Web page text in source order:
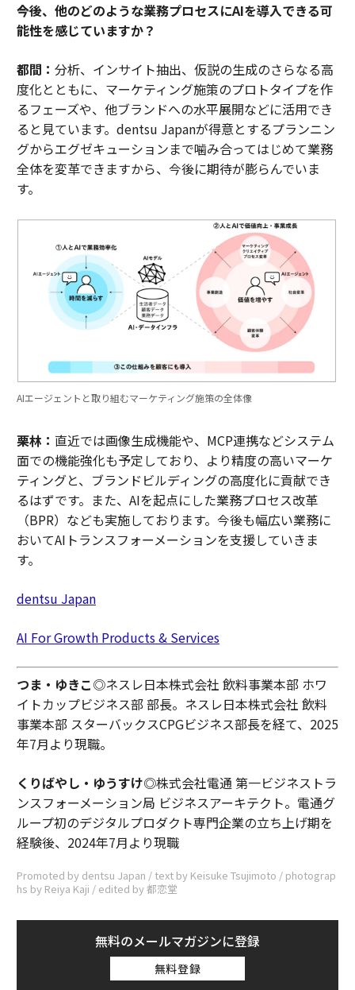
――今後、他のどのような業務プロセスにAIを導入できる可
能性を感じていますか？
都間： 分析、インサイト抽出、仮説の生成のさらなる高
度化とともに、マーケティング施策のプロトタイプを作
るフェーズや、他ブランドへの水平展開などに活用でき
ると見ています。dentsu Japanが得意とするプランニン
グからエグゼキューションまで噛み合ってはじめて業務
全体を変革できますから、今後に期待が膨らんでいま
す。
AIエージェントと取り組むマーケティング施策の全体像
栗林： 直近では画像生成機能や、MCP連携などシステム
面での機能強化も予定しており、より精度の高いマーケ
ティングと、ブランドビルディングの高度化に貢献でき
るはずです。また、AIを起点にした業務プロセス改革
（BPR）なども実施しております。今後も幅広い業務に
おいてAIトランスフォーメーションを支援していきま
す。
dentsu Japan
AI For Growth Products & Services
つま・ゆきこ◎ネスレ日本株式会社 飲料事業本部 ホワ
イトカップビジネス部 部長。ネスレ日本株式会社 飲料
事業本部 スターバックスCPGビジネス部長を経て、2025
年7月より現職。
くりばやし・ゆうすけ◎株式会社電通 第一ビジネストラ
ンスフォーメーション局 ビジネスアーキテクト。電通グ
ループ初のデジタルプロダクト専門企業の立ち上げ期を
経験後、2024年7月より現職
Promoted by dentsu Japan / text by Keisuke Tsujimoto / photograp
hs by Reiya Kaji / edited by 都恋堂
無料のメールマガジンに登録
無料登録